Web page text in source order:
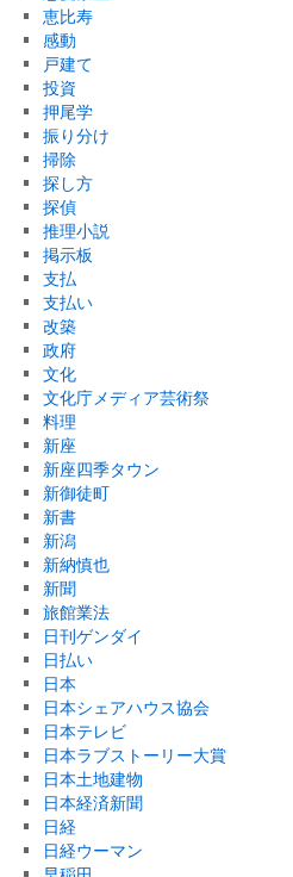
恵比寿
感動
戸建て
投資
押尾学
振り分け
掃除
探し方
探偵
推理小説
掲示板
支払
支払い
改築
政府
文化
文化庁メディア芸術祭
料理
新座
新座四季タウン
新御徒町
新書
新潟
新納慎也
新聞
旅館業法
日刊ゲンダイ
日払い
日本
日本シェアハウス協会
日本テレビ
日本ラブストーリー大賞
日本土地建物
日本経済新聞
日経
日経ウーマン